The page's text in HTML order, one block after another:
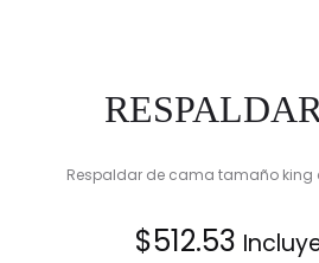
Respaldar de cama tamaño king
$512.53